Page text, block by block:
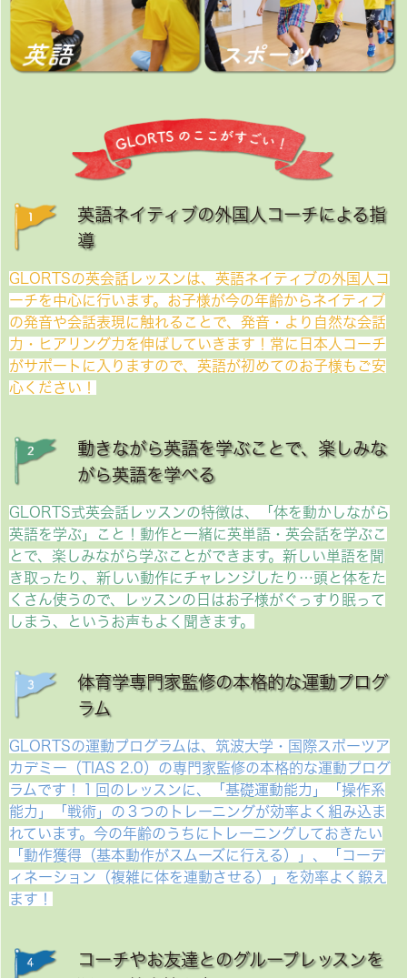
英語ネイティブの外国人コーチによる指
導
GLORTSの英会話レッスンは、英語ネイティブの外国人コ
ーチを中心に行います。お子様が今の年齢からネイティブ
の発音や会話表現に触れることで、発音・より自然な会話
力・ヒアリング力を伸ばしていきます！常に日本人コーチ
がサポートに入りますので、英語が初めてのお子様もご安
心ください！
動きながら英語を学ぶことで、楽しみな
がら英語を学べる
GLORTS式英会話レッスンの特徴は、「体を動かしながら
英語を学ぶ」こと！動作と一緒に英単語・英会話を学ぶこ
とで、楽しみながら学ぶことができます。新しい単語を聞
き取ったり、新しい動作にチャレンジしたり…頭と体をた
くさん使うので、レッスンの日はお子様がぐっすり眠って
しまう、というお声もよく聞きます。
体育学専門家監修の本格的な運動プログ
ラム
GLORTSの運動プログラムは、筑波大学・国際スポーツア
カデミー（TIAS 2.0）の専門家監修の本格的な運動プログ
ラムです！１回のレッスンに、「基礎運動能力」「操作系
能力」「戦術」の３つのトレーニングが効率よく組み込ま
れています。今の年齢のうちにトレーニングしておきたい
「動作獲得（基本動作がスムーズに行える）」、「コーデ
ィネーション（複雑に体を連動させる）」を効率よく鍛え
ます！
コーチやお友達とのグループレッスンを